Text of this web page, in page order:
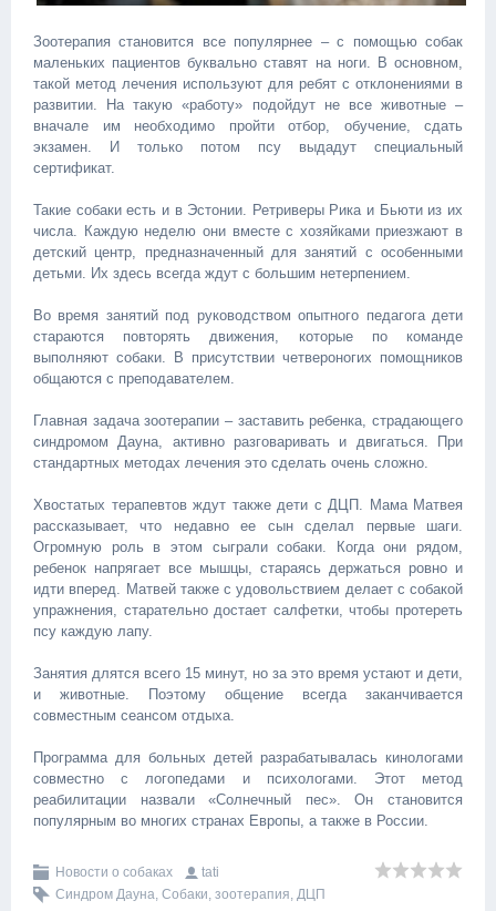
Зоотерапия становится все популярнее – с помощью собак
маленьких пациентов буквально ставят на ноги. В основном,
такой метод лечения используют для ребят с отклонениями в
развитии. На такую «работу» подойдут не все животные –
вначале им необходимо пройти отбор, обучение, сдать
экзамен. И только потом псу выдадут специальный
сертификат.
Такие собаки есть и в Эстонии. Ретриверы Рика и Бьюти из их
числа. Каждую неделю они вместе с хозяйками приезжают в
детский центр, предназначенный для занятий с особенными
детьми. Их здесь всегда ждут с большим нетерпением.
Во время занятий под руководством опытного педагога дети
стараются повторять движения, которые по команде
выполняют собаки. В присутствии четвероногих помощников
общаются с преподавателем.
Главная задача зоотерапии – заставить ребенка, страдающего
синдромом Дауна, активно разговаривать и двигаться. При
стандартных методах лечения это сделать очень сложно.
Хвостатых терапевтов ждут также дети с ДЦП. Мама Матвея
рассказывает, что недавно ее сын сделал первые шаги.
Огромную роль в этом сыграли собаки. Когда они рядом,
ребенок напрягает все мышцы, стараясь держаться ровно и
идти вперед. Матвей также с удовольствием делает с собакой
упражнения, старательно достает салфетки, чтобы протереть
псу каждую лапу.
Занятия длятся всего 15 минут, но за это время устают и дети,
и животные. Поэтому общение всегда заканчивается
совместным сеансом отдыха.
Программа для больных детей разрабатывалась кинологами
совместно с логопедами и психологами. Этот метод
реабилитации назвали «Солнечный пес». Он становится
популярным во многих странах Европы, а также в России.
Новости о собаках
tati
Синдром Дауна, Собаки, зоотерапия, ДЦП